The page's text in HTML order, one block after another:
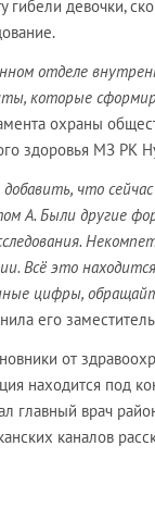
гибели девочки,
отделе
которые
охраны
здоровья МЗ РК
что
А. Были другие
Всё это
цифры,
его
от
находится под
главный врач
каналов